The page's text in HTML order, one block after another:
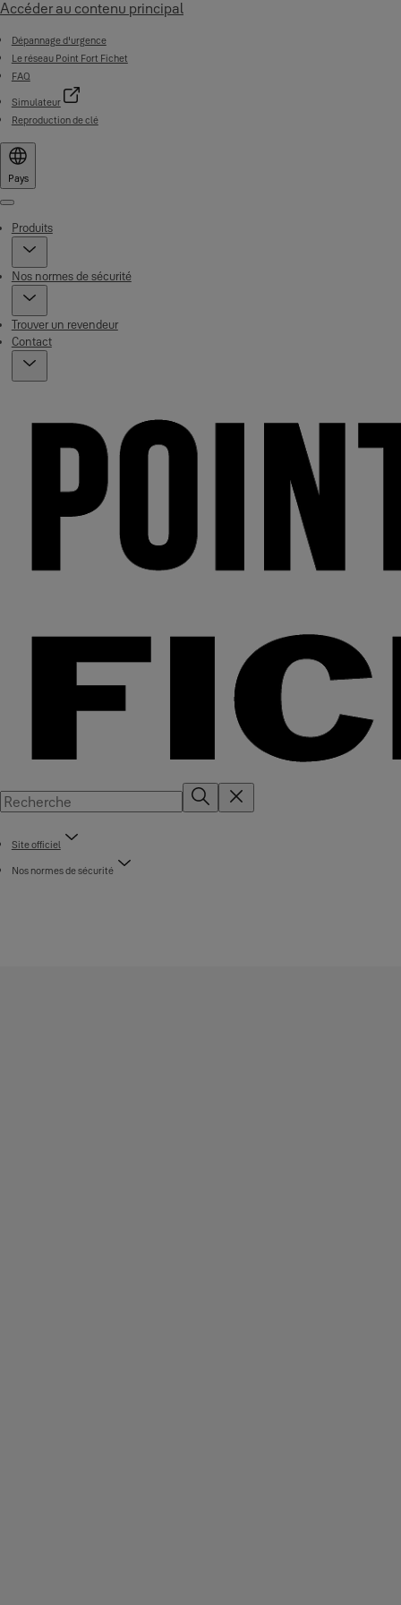
Accéder au contenu principal
Dépannage d'urgence
Le réseau Point Fort Fichet
FAQ
Simulateur
Reproduction de clé
Pays
Menu
Produits
Nos normes de sécurité
Trouver un revendeur
Contact
Site officiel
Nos normes de sécurité